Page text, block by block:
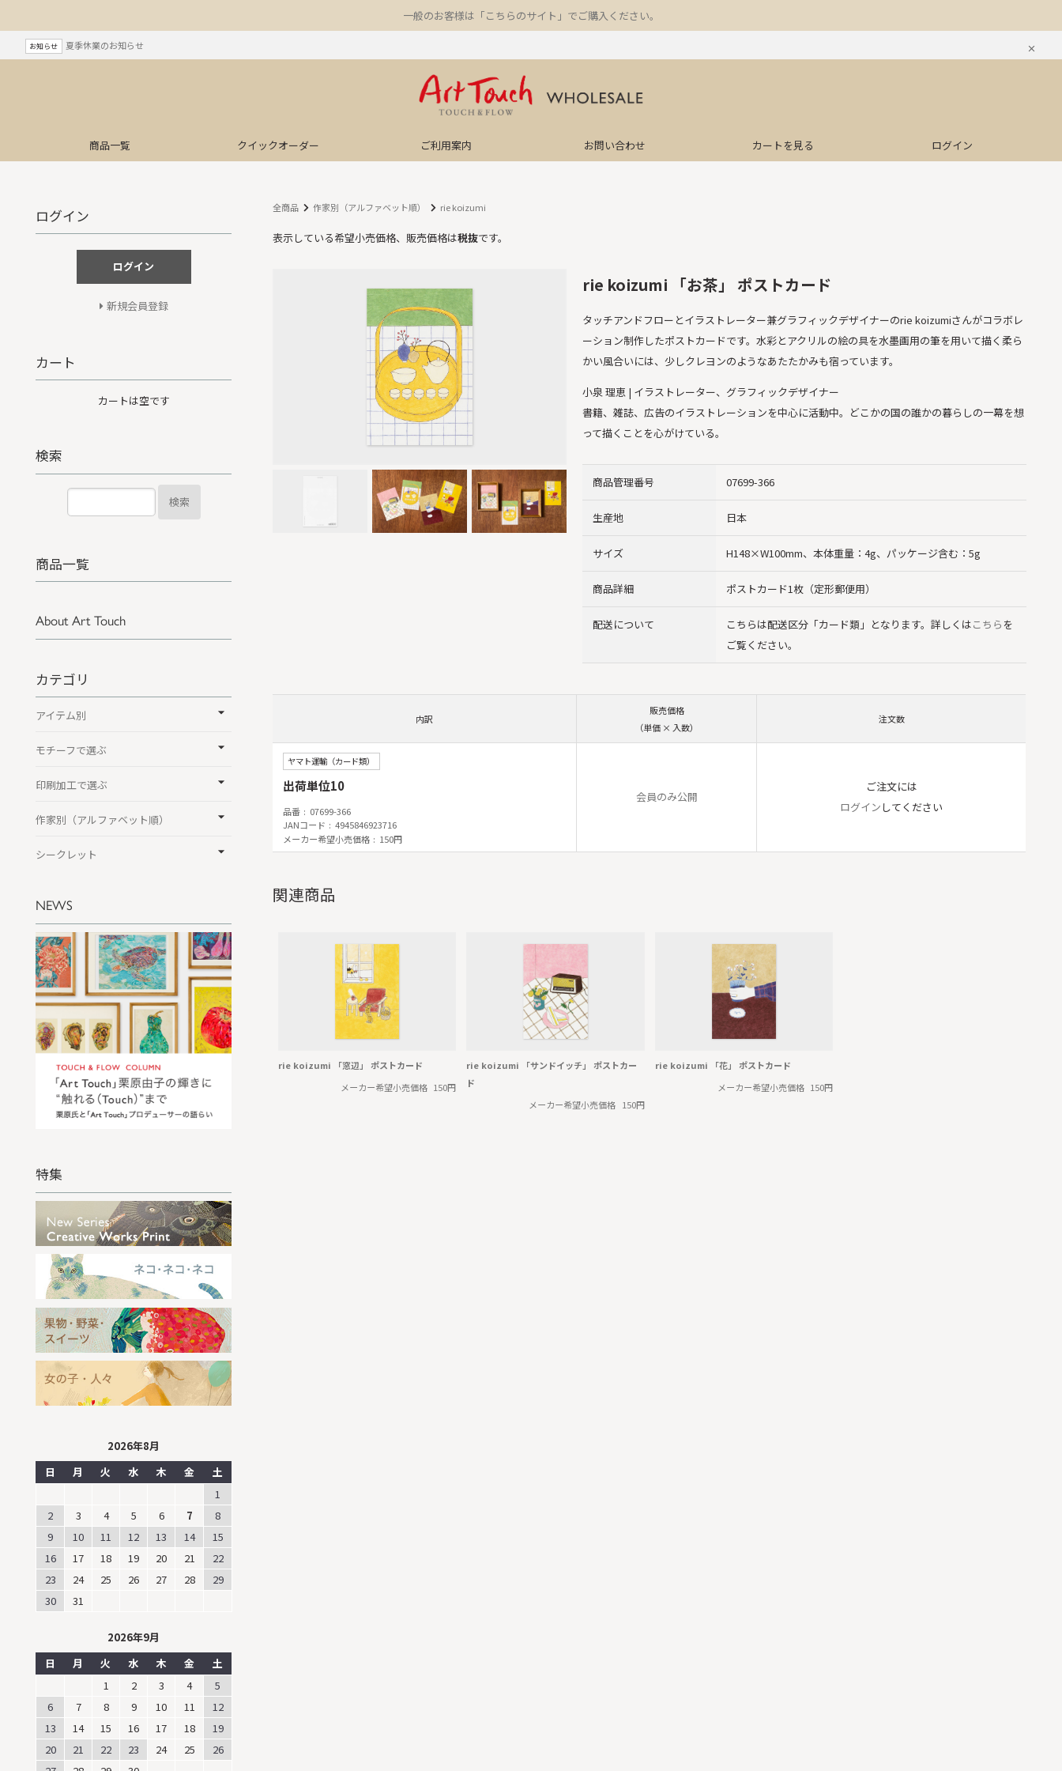
一般のお客様は「こちらのサイト」でご購入ください。
お知らせ 夏季休業のお知らせ
商品一覧 クイックオーダー ご利用案内 お問い合わせ カートを見る ログイン
全商品 作家別（アルファベット順） rie koizumi
表示している希望小売価格、販売価格は税抜です。
rie koizumi 「お茶」 ポストカード
タッチアンドフローとイラストレーター兼グラフィックデザイナーのrie koizumiさんがコラボレ
ーション制作したポストカードです。水彩とアクリルの絵の具を水墨画用の筆を用いて描く柔ら
かい風合いには、少しクレヨンのようなあたたかみも宿っています。
小泉 理恵 | イラストレーター、グラフィックデザイナー
書籍、雑誌、広告のイラストレーションを中心に活動中。どこかの国の誰かの暮らしの一幕を想
って描くことを心がけている。
商品管理番号 07699-366
生産地 日本
サイズ H148×W100mm、本体重量：4g、パッケージ含む：5g
商品詳細 ポストカード1枚（定形郵便用）
配送について こちらは配送区分「カード類」となります。詳しくはこちら を
ご覧ください。
内訳
販売価格
（単価 × 入数）
注文数
ヤマト運輸（カード類）
出荷単位10
品番
07699-366
JANコード
4945846923716
メーカー希望小売価格
150円
会員のみ公開
ご注文には
ログイン してください
関連商品
rie koizumi 「窓辺」 ポストカード
メーカー希望小売価格 150円
rie koizumi 「サンドイッチ」 ポストカー
ド
メーカー希望小売価格 150円
rie koizumi 「花」 ポストカード
メーカー希望小売価格 150円
ログイン
ログイン
新規会員登録
カート
カートは空です
検索
検索
商品一覧
About Art Touch
カテゴリ
アイテム別
モチーフで選ぶ
印刷加工で選ぶ
作家別（アルファベット順）
シークレット
NEWS
特集
2026年8月
日
月 火 水 木 金
土
1
2
3 4 5 6 7
8
9
10 11 12 13 14
15
16
17 18 19 20 21
22
23
24 25 26 27 28
29
30
31
2026年9月
日
月 火 水 木 金
土
1
2 3 4
5
6
7 8 9 10 11
12
13
14 15 16 17 18
19
20
21 22 23 24 25
26